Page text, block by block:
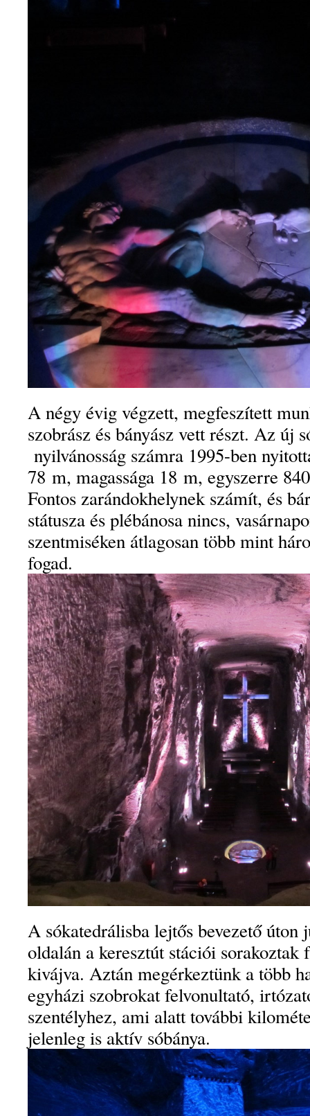
A négy évig végzett, megfeszített
szobrász és bányász vett részt. Az új
nyilvánosság számra 1995-ben
78 m, magassága 18 m, egyszerre
Fontos zarándokhelynek számít, és
státusza és plébánosa nincs,
szentmiséken átlagosan több mint
fogad.
A sókatedrálisba lejtős bevezető úton
oldalán a keresztút stációi sorakoztak
kivájva. Aztán megérkeztünk a több
egyházi szobrokat felvonultató,
szentélyhez, ami alatt további
jelenleg is aktív sóbánya.